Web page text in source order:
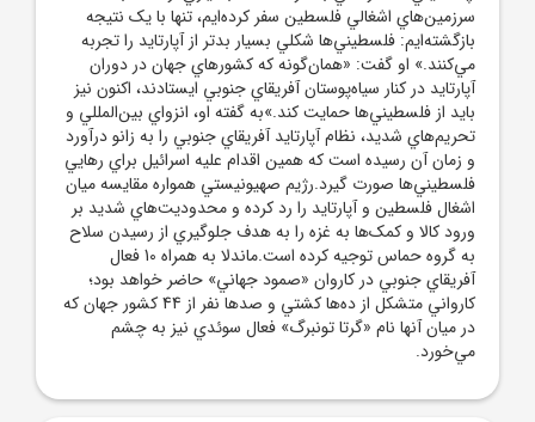
سرزمين‌هاي اشغالي فلسطين سفر کرده‌ايم، تنها با يک نتيجه
بازگشته‌ايم: فلسطيني‌ها شکلي بسيار بدتر از آپارتايد را تجربه
مي‌کنند.» او گفت: «همان‌گونه که کشورهاي جهان در دوران
آپارتايد در کنار سياه‌پوستان آفريقاي جنوبي ايستادند، اکنون نيز
بايد از فلسطيني‌ها حمايت کند.»به گفته او، انزواي بين‌المللي و
تحريم‌هاي شديد، نظام آپارتايد آفريقاي جنوبي را به زانو درآورد
و زمان آن رسيده است که همين اقدام عليه اسرائيل براي رهايي
فلسطيني‌ها صورت گيرد.رژيم صهيونيستي همواره مقايسه ميان
اشغال فلسطين و آپارتايد را رد کرده و محدوديت‌هاي شديد بر
ورود کالا و کمک‌ها به غزه را به هدف جلوگيري از رسيدن سلاح
به گروه حماس توجيه کرده است.ماندلا به همراه 10 فعال
آفريقاي جنوبي در کاروان «صمود جهاني» حاضر خواهد بود؛
کارواني متشکل از ده‌ها کشتي و صدها نفر از 44 کشور جهان که
در ميان آنها نام «گرتا تونبرگ» فعال سوئدي نيز به چشم
مي‌خورد.